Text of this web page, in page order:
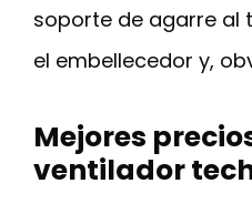
soporte de agarre al
el embellecedor y,
Mejores
ventilador